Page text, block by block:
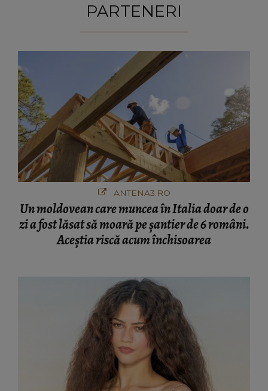
PARTENERI
ANTENA3.RO
Un moldovean care muncea în Italia doar de o
zi a fost lăsat să moară pe şantier de 6 români.
Aceștia riscă acum închisoarea